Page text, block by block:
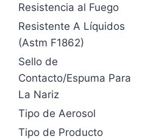
Resistencia al Fuego
Resistente A Líquidos
(Astm F1862)
Sello de
Contacto/Espuma Para
La Nariz
Tipo de Aerosol
Tipo de Producto